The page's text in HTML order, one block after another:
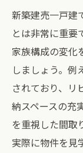
新築建売一戸建
とは非常に重要
家族構成の変化
しましょう。例
されており、リ
納スペースの充
を重視した間取
実際に物件を見